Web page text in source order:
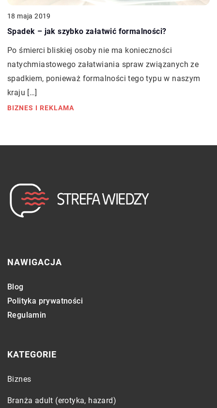
18 maja 2019
Spadek – jak szybko załatwić formalności?
Po śmierci bliskiej osoby nie ma konieczności
natychmiastowego załatwiania spraw związanych ze
spadkiem, ponieważ formalności tego typu w naszym
kraju […]
BIZNES I REKLAMA
NAWIGACJA
Blog
Polityka prywatności
Regulamin
KATEGORIE
Biznes
Branża adult (erotyka, hazard)